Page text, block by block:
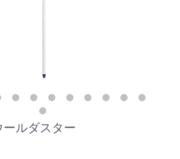
ルダスター